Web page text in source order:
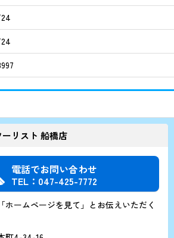
リスト 船橋店
電話でお問い合わせ
TEL：047-425-7772
ホームページを見て」とお伝えいただく